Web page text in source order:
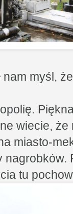
nam myśl,
wiecie, że
miasto-
nagrobków.
tu